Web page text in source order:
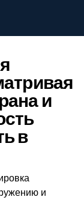
и
в
и